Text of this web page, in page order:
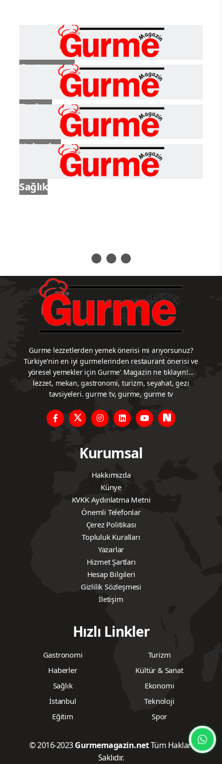
Gastronomi
Turizm
Haberler
Sağlık
Gurme lezzetlerden yemek önerisi mi arıyorsunuz?
Türkiye'nin en iyi gurmelerinden restaurant önerisi ve
yöresel yemekler için Gurme' Magazin ne tıklayın!...
lezzet, mekan, gastronomi, turizm, seyahat, gezi
tavsiyeleri. gurme tv, gurme, gurme tv
Kurumsal
Hakkımızda
Künye
KVKK Aydınlatma Metni
Önemli Telefonlar
Çerez Politikası
Topluluk Kuralları
Yazarlar
Hizmet Şartları
Hesap Bilgileri
Gizlilik Sözleşmesi
İletişim
Hızlı Linkler
Gastronomi
Turizm
Haberler
Kültür & Sanat
Sağlık
Ekonomi
İstanbul
Teknoloji
Eğitim
Spor
© 2016-2023Gurmemagazin.netTüm Hakları
Saklıdır.